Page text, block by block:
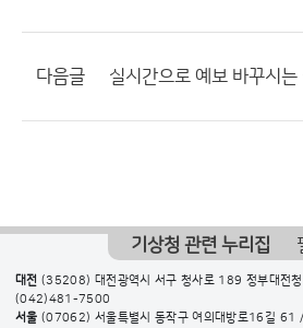
다음글 실시간으로 예보 바꾸시
기상청 관련 누리집
대전 (35208) 대전광역시 서구 청사로 189 정부대전
(042)481-7500
서울 (07062) 서울특별시 동작구 여의대방로16길 61